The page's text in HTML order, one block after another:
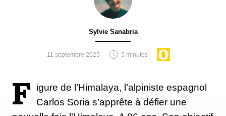
Sylvie Sanabria
11 septembre 2025 5 minutes
F igure de l’Himalaya, l’alpiniste espagnol
Carlos Soria s’apprête à défier une